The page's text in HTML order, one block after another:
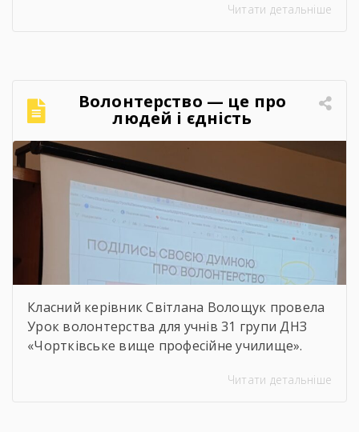
«Сучасний стан та перспективи розвитку
аналізом та прагненням осмислити сучасні
виклики й перспективи розвитку аграрної
сфери Чортківського […]
Читати детальніше
Волонтерство — це про
людей і єдність
Класний керівник Світлана Волощук провела
Урок волонтерства для учнів 31 групи ДНЗ
«Чортківське вище професійне училище».
урок відбувся онлайн, у живому спілкуванні, з
Читати детальніше